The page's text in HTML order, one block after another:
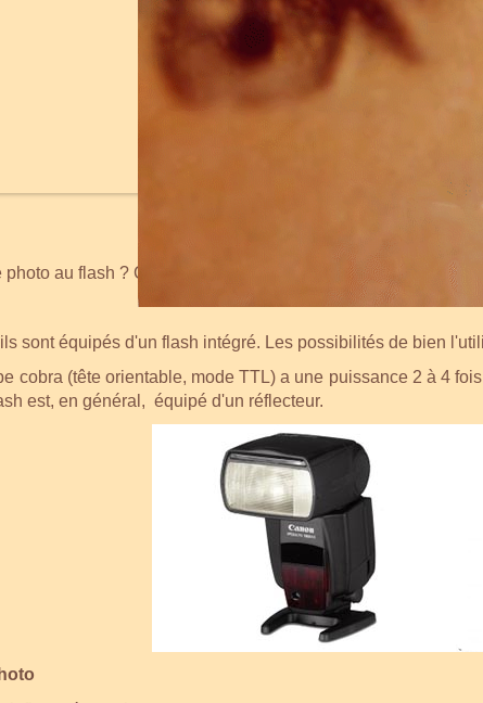
au flash ? Comprendre son fonctionnement vous aidera
sont équipés d'un flash intégré. Les possibilités de bien
cobra (tête orientable, mode TTL) a une puissance 2 à 4
est, en général, équipé d'un réflecteur.